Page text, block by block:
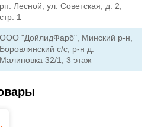
рп. Лесной, ул. Советская, д. 2,
стр. 1
ООО "ДойлидФарб", Минский р-н,
Боровлянский с/с, р-н д.
Малиновка 32/1, 3 этаж